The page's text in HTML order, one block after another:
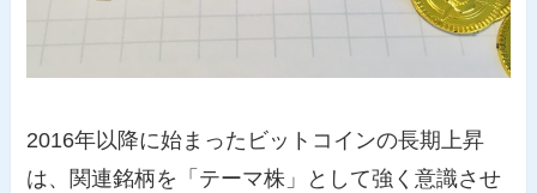
2016年以降に始まったビットコインの長期上昇
は、関連銘柄を「テーマ株」として強く意識させ